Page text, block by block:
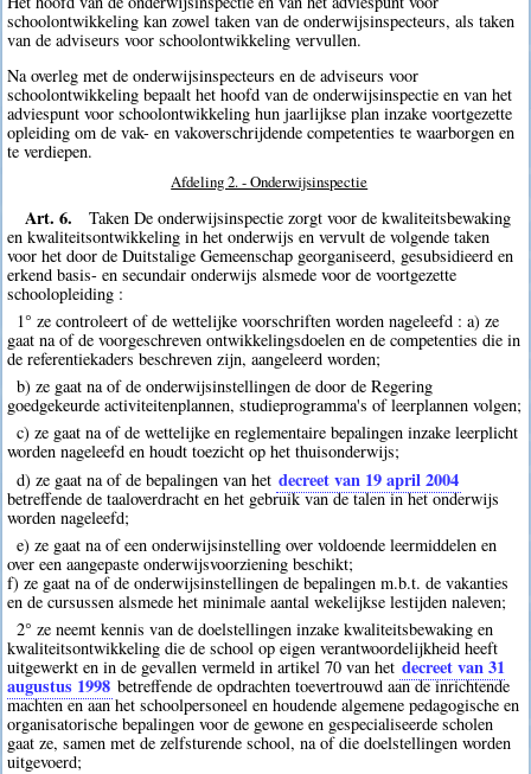
schoolontwikkeling kan zowel taken van de onderwijsinspecteurs, als taken
van de adviseurs voor schoolontwikkeling vervullen.
Na overleg met de onderwijsinspecteurs en de adviseurs voor
schoolontwikkeling bepaalt het hoofd van de onderwijsinspectie en van het
adviespunt voor schoolontwikkeling hun jaarlijkse plan inzake voortgezette
opleiding om de vak- en vakoverschrijdende competenties te waarborgen en
te verdiepen.
Afdeling 2. - Onderwijsinspectie
Art. 6.
Taken De onderwijsinspectie zorgt voor de kwaliteitsbewaking
en kwaliteitsontwikkeling in het onderwijs en vervult de volgende taken
voor het door de Duitstalige Gemeenschap georganiseerd, gesubsidieerd en
erkend basis- en secundair onderwijs alsmede voor de voortgezette
schoolopleiding :
1° ze controleert of de wettelijke voorschriften worden nageleefd : a) ze
gaat na of de voorgeschreven ontwikkelingsdoelen en de competenties die in
de referentiekaders beschreven zijn, aangeleerd worden;
b) ze gaat na of de onderwijsinstellingen de door de Regering
goedgekeurde activiteitenplannen, studieprogramma's of leerplannen volgen;
c) ze gaat na of de wettelijke en reglementaire bepalingen inzake leerplicht
worden nageleefd en houdt toezicht op het thuisonderwijs;
d) ze gaat na of de bepalingen van het decreet van 19 april 2004
betreffende de taaloverdracht en het gebruik van de talen in het onderwijs
worden nageleefd;
e) ze gaat na of een onderwijsinstelling over voldoende leermiddelen en
over een aangepaste onderwijsvoorziening beschikt;
f) ze gaat na of de onderwijsinstellingen de bepalingen m.b.t. de vakanties
en de cursussen alsmede het minimale aantal wekelijkse lestijden naleven;
2° ze neemt kennis van de doelstellingen inzake kwaliteitsbewaking en
kwaliteitsontwikkeling die de school op eigen verantwoordelijkheid heeft
uitgewerkt en in de gevallen vermeld in artikel 70 van het decreet van 31
augustus 1998 betreffende de opdrachten toevertrouwd aan de inrichtende
machten en aan het schoolpersoneel en houdende algemene pedagogische en
organisatorische bepalingen voor de gewone en gespecialiseerde scholen
gaat ze, samen met de zelfsturende school, na of die doelstellingen worden
uitgevoerd;